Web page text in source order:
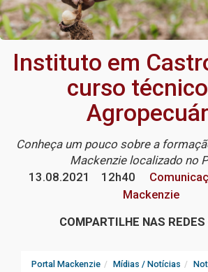
Instituto em
curso
Conheça um pouco sobre a
Mackenzie localizado no
13.08.2021
12h40
Mackenzie
COMPARTILHE NAS
Portal Mackenzie Mídias / Notícias